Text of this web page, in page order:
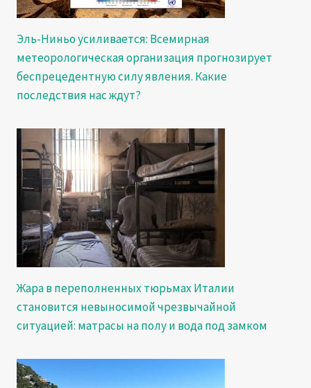
Эль-Ниньо усиливается: Всемирная
метеорологическая организация прогнозирует
беспрецедентную силу явления. Какие
последствия нас ждут?
Жара в переполненных тюрьмах Италии
становится невыносимой чрезвычайной
ситуацией: матрасы на полу и вода под замком